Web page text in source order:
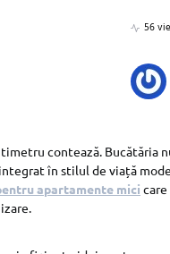
56
contează. Bucătăria
în stilul de viață
apartamente mici